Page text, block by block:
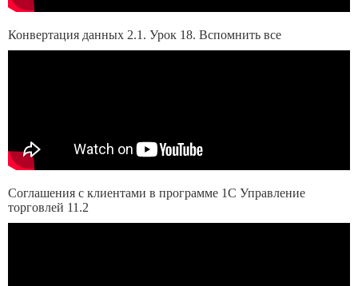
Конвертация данных 2.1. Урок 18. Вспомнить все
Соглашения с клиентами в программе 1С Управление
торговлей 11.2